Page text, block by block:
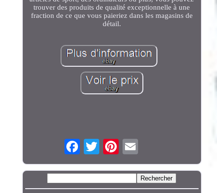
trouver des produits de qualité exceptionnelle à une
fraction de ce que vous paieriez dans les magasins de
détail.